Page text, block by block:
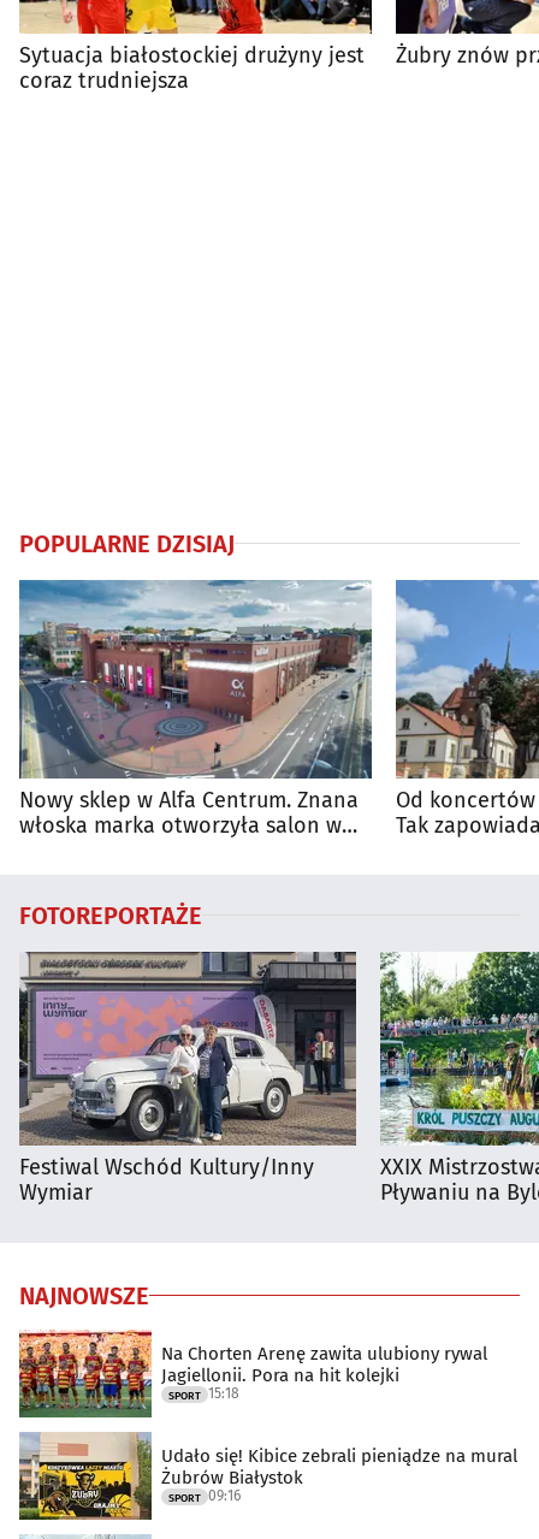
Sytuacja białostockiej drużyny jest
coraz trudniejsza
Żubry znów
POPULARNE DZISIAJ
Nowy sklep w Alfa Centrum. Znana
włoska marka otworzyła salon w
Od
Tak
FOTOREPORTAŻE
Festiwal Wschód Kultury/Inny
Wymiar
XXIX
Pływaniu na
NAJNOWSZE
Na Chorten Arenę zawita ulubiony rywal
Jagiellonii. Pora na hit kolejki
SPORT 15:18
Udało się! Kibice zebrali pieniądze na mural
Żubrów Białystok
SPORT 09:16